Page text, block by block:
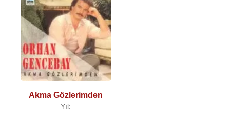
Akma Gözlerimden
Yıl: